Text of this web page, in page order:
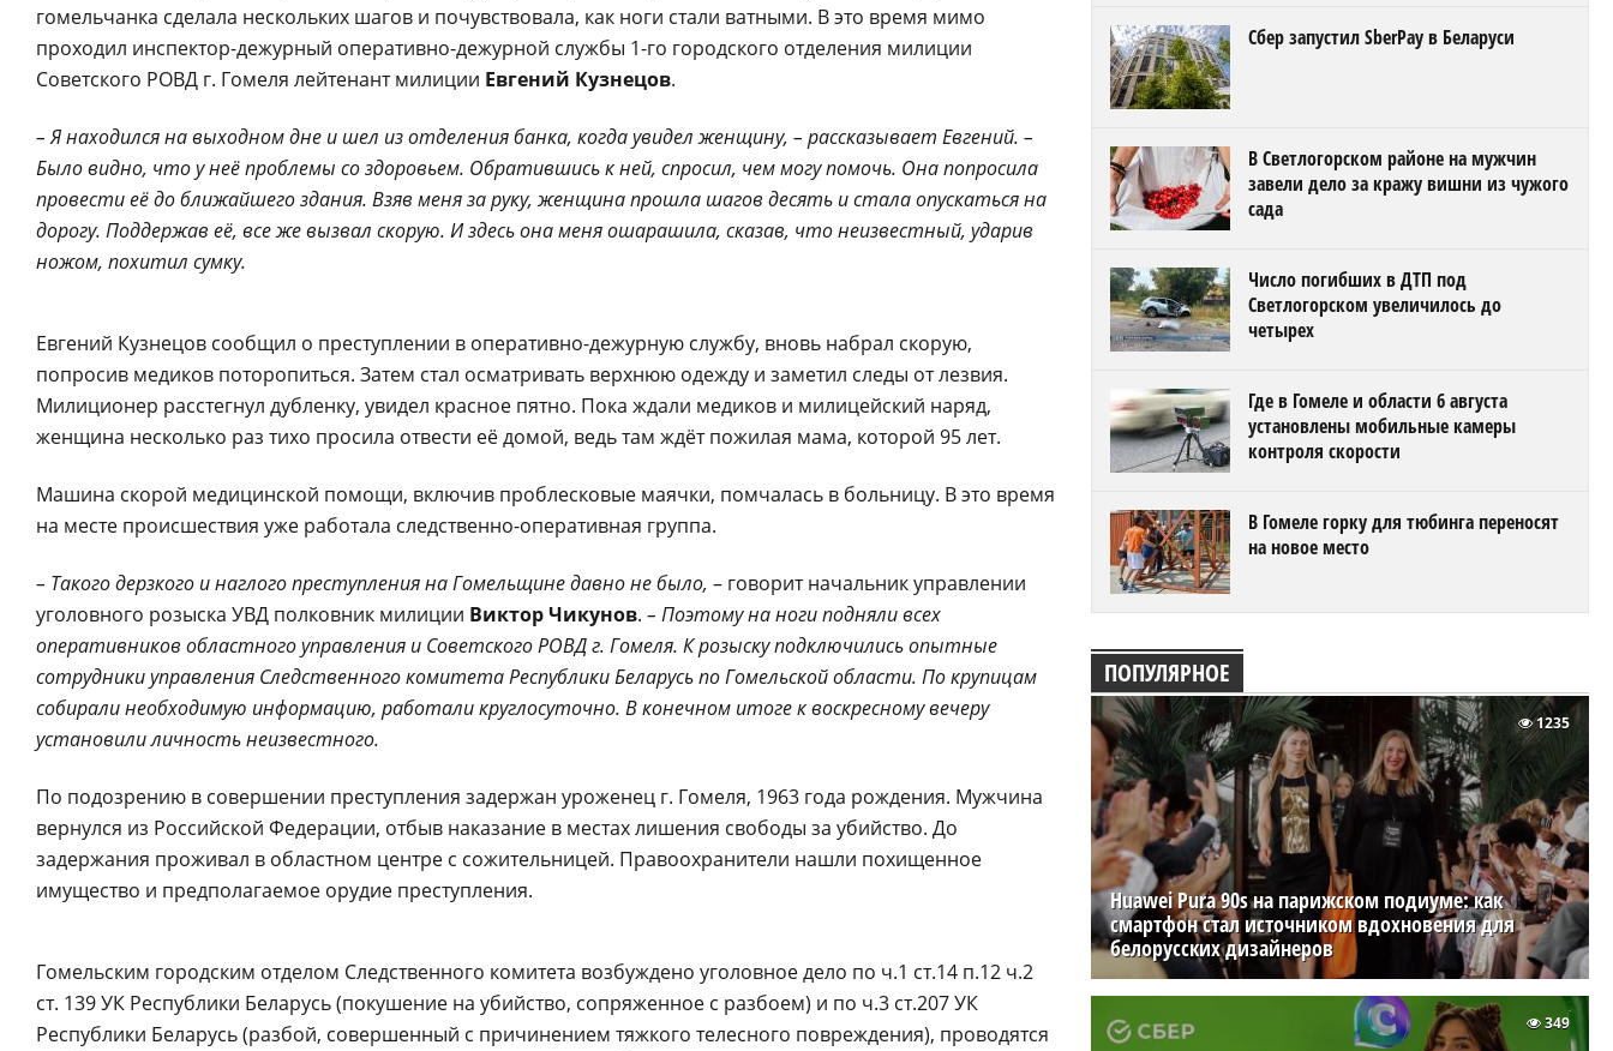
гомельчанка сделала нескольких шагов и почувствовала, как ноги стали ватными. В это время мимо
проходил инспектор-дежурный оперативно-дежурной службы 1-го городского отделения милиции
Советского РОВД г. Гомеля лейтенант милиции Евгений Кузнецов.
– Я находился на выходном дне и шел из отделения банка, когда увидел женщину, – рассказывает Евгений. –
Было видно, что у неё проблемы со здоровьем. Обратившись к ней, спросил, чем могу помочь. Она попросила
провести её до ближайшего здания. Взяв меня за руку, женщина прошла шагов десять и стала опускаться на
дорогу. Поддержав её, все же вызвал скорую. И здесь она меня ошарашила, сказав, что неизвестный, ударив
ножом, похитил сумку.
Евгений Кузнецов сообщил о преступлении в оперативно-дежурную службу, вновь набрал скорую,
попросив медиков поторопиться. Затем стал осматривать верхнюю одежду и заметил следы от лезвия.
Милиционер расстегнул дубленку, увидел красное пятно. Пока ждали медиков и милицейский наряд,
женщина несколько раз тихо просила отвести её домой, ведь там ждёт пожилая мама, которой 95 лет.
Машина скорой медицинской помощи, включив проблесковые маячки, помчалась в больницу. В это время
на месте происшествия уже работала следственно-оперативная группа.
– Такого дерзкого и наглого преступления на Гомельщине давно не было, – говорит начальник управлении
уголовного розыска УВД полковник милиции Виктор Чикунов. – Поэтому на ноги подняли всех
оперативников областного управления и Советского РОВД г. Гомеля. К розыску подключились опытные
сотрудники управления Следственного комитета Республики Беларусь по Гомельской области. По крупицам
собирали необходимую информацию, работали круглосуточно. В конечном итоге к воскресному вечеру
установили личность неизвестного.
По подозрению в совершении преступления задержан уроженец г. Гомеля, 1963 года рождения. Мужчина
вернулся из Российской Федерации, отбыв наказание в местах лишения свободы за убийство. До
задержания проживал в областном центре с сожительницей. Правоохранители нашли похищенное
имущество и предполагаемое орудие преступления.
Гомельским городским отделом Следственного комитета возбуждено уголовное дело по ч.1 ст.14 п.12 ч.2
ст. 139 УК Республики Беларусь (покушение на убийство, сопряженное с разбоем) и по ч.3 ст.207 УК
Республики Беларусь (разбой, совершенный с причинением тяжкого телесного повреждения), проводятся
Сбер запустил SberPay в Беларуси
В Светлогорском районе на мужчин
завели дело за кражу вишни из чужого
сада
Число погибших в ДТП под
Светлогорском увеличилось до
четырех
Где в Гомеле и области 6 августа
установлены мобильные камеры
контроля скорости
В Гомеле горку для тюбинга переносят
на новое место
ПОПУЛЯРНОЕ
Huawei Pura 90s на парижском подиуме: как
смартфон стал источником вдохновения для
белорусских дизайнеров
1235
349